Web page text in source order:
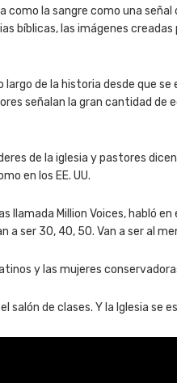
como la sangre como una
bíblicas, las imágenes
de la historia desde que
señalan la gran cantidad de
de la iglesia y pastores
en los EE. UU.
llamada Million Voices, habló en
a ser 30, 40, 50. Van a ser al
y las mujeres
salón de clases. Y la Iglesia se